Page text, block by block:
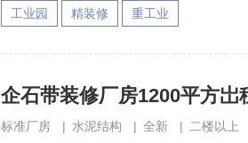
工业园 精装修 重工业
企石带装修厂房1200平方岀
标准厂房 | 水泥结构 | 全新 |
二楼以上